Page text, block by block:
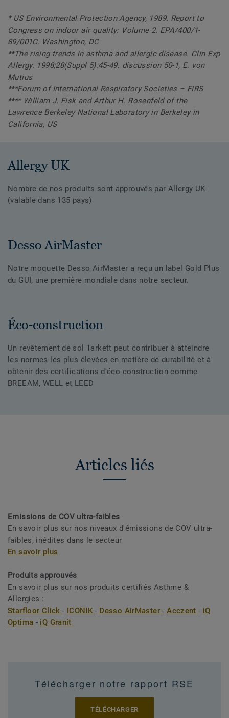
* US Environmental Protection Agency, 1989. Report to
Congress on indoor air quality: Volume 2. EPA/400/1-
89/001C. Washington, DC
**The rising trends in asthma and allergic disease. Clin Exp
Allergy. 1998;28(Suppl 5):45-49. discussion 50-1, E. von
Mutius
***Forum of International Respiratory Societies – FIRS
**** William J. Fisk and Arthur H. Rosenfeld of the
Lawrence Berkeley National Laboratory in Berkeley in
California, US
Allergy UK
Nombre de nos produits sont approuvés par Allergy UK
(valable dans 135 pays)
Desso AirMaster
Notre moquette Desso AirMaster a reçu un label Gold Plus
du GUI, une première mondiale dans notre secteur.
Éco-construction
Un revêtement de sol Tarkett peut contribuer à atteindre
les normes les plus élevées en matière de durabilité et à
obtenir des certifications d'éco-construction comme
BREEAM, WELL et LEED
Articles liés
Emissions de COV ultra-faibles
En savoir plus sur nos niveaux d'émissions de COV ultra-
faibles, inédites dans le secteur
En savoir plus
Produits approuvés
En savoir plus sur nos produits certifiés Asthme &
Allergies :
Starfloor Click - ICONIK - Desso AirMaster-Acczent - iQ
Optima - iQ Granit
Télécharger notre rapport RSE
TÉLÉCHARGER